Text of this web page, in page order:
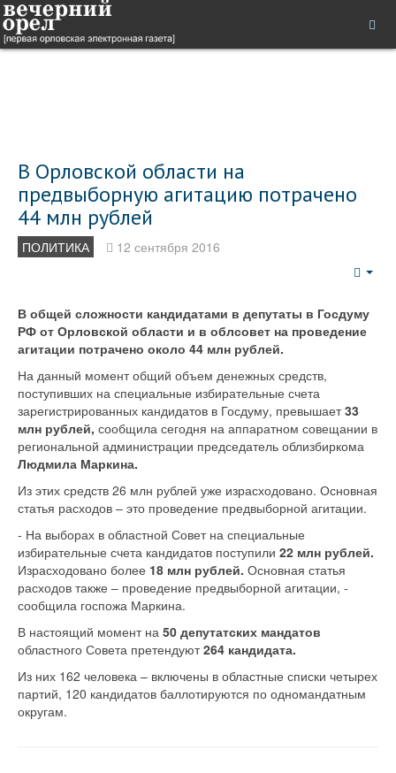
В Орловской области на
предвыборную агитацию потрачено
44 млн рублей
ПОЛИТИКА 12 сентября 2016
В общей сложности кандидатами в депутаты в Госдуму
РФ от Орловской области и в облсовет на проведение
агитации потрачено около 44 млн рублей.
На данный момент общий объем денежных средств,
поступивших на специальные избирательные счета
зарегистрированных кандидатов в Госдуму, превышает33
млн рублей, сообщила сегодня на аппаратном совещании в
региональной администрации председатель облизбиркома
Людмила Маркина.
Из этих средств 26 млн рублей уже израсходовано. Основная
статья расходов – это проведение предвыборной агитации.
- На выборах в областной Совет на специальные
избирательные счета кандидатов поступили 22 млн рублей.
Израсходовано более 18 млн рублей. Основная статья
расходов также – проведение предвыборной агитации, -
сообщила госпожа Маркина.
В настоящий момент на 50 депутатских мандатов
областного Совета претендуют264 кандидата.
Из них 162 человека – включены в областные списки четырех
партий, 120 кандидатов баллотируются по одномандатным
округам.